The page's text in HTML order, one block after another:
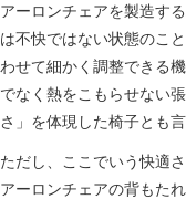
アーロンチェアを製造す
は不快ではない状態のこ
わせて細かく調整できる
でなく熱をこもらせない
さ」を体現した椅子とも言
ただし、ここでいう快適
アーロンチェアの背もた